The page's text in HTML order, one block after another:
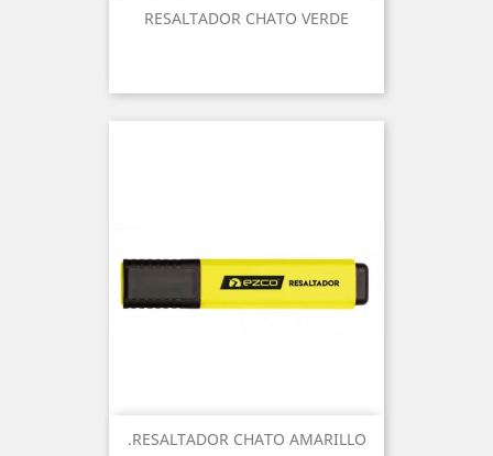
RESALTADOR CHATO VERDE
.RESALTADOR CHATO AMARILLO